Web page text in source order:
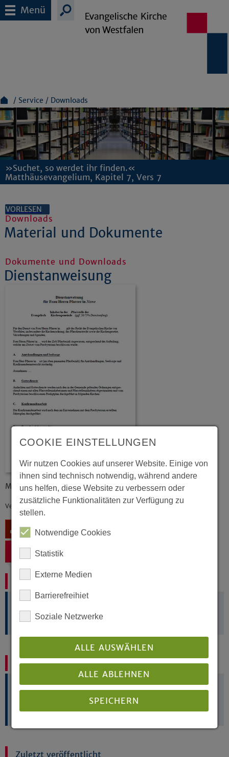
Menü
Service Downloads
»Suchet, so werdet ihr finden.«
Matthäusevangelium, Kapitel 7, Vers 7
VORLESEN
Downloads
Material und Dokumente
Dokumente und Downloads
Dienstanweisung
Muster einer Dienstanweisung für Gemeindepfarrer
Veröffentlicht: 09/2017
Download
Zurück
Ohne Druck!
Digitale Materialien für den Gemeindealltag
Gemeindebriefvorlagen und mehr
Material für Ihre Öffentlichkeitsarbeit
Zuletzt veröffentlicht
COOKIE EINSTELLUNGEN
Wir nutzen Cookies auf unserer Website. Einige von
ihnen sind technisch notwendig, während andere
uns helfen, diese Website zu verbessern oder
zusätzliche Funktionalitäten zur Verfügung zu
stellen.
Notwendige Cookies
Statistik
Externe Medien
Barrierefreihiet
Soziale Netzwerke
ALLE AUSWÄHLEN
ALLE ABLEHNEN
SPEICHERN
Impressum